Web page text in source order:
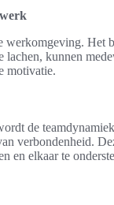
werkomgeving. Het
kunnen
motivatie.
de
verbondenheid.
en elkaar te